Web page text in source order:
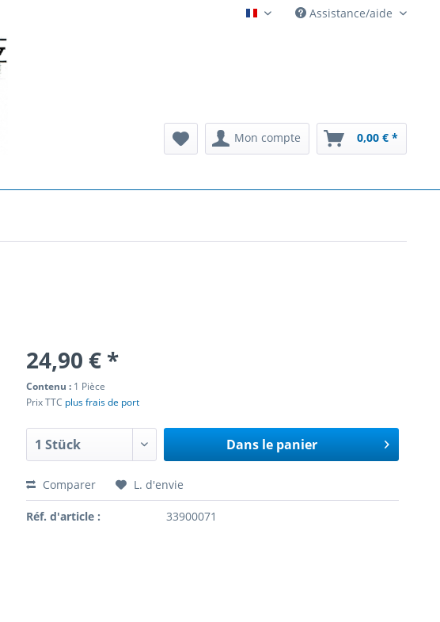
Automatenarchiv French
Assistance/aide
Mon compte 0,00 € *
24,90 € *
Contenu : 1 Pièce
Prix TTC plus frais de port
Dans le panier
Comparer L. d'envie
Réf. d'article : 33900071